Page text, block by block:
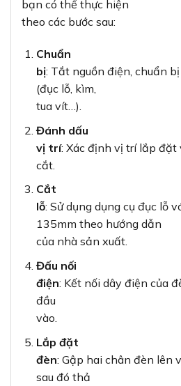
bạn có thể thực hiện
theo các bước sau:
Chuẩn
bị: Tắt nguồn điện, chuẩn
(đục lỗ, kìm,
tua vít…).
Đánh dấu
vị trí: Xác định vị trí lắp đặt
cắt.
Cắt
lỗ: Sử dụng dụng cụ đục lỗ
135mm theo hướng dẫn
của nhà sản xuất.
Đấu nối
điện: Kết nối dây điện của
đầu
vào.
Lắp đặt
đèn: Gập hai chân đèn lên
sau đó thả